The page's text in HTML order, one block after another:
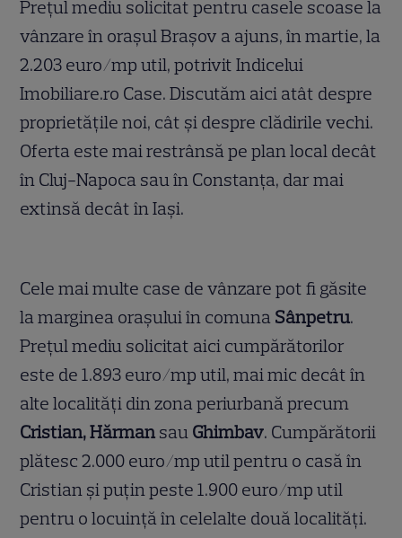
Prețul mediu solicitat pentru casele scoase la
vânzare în orașul Brașov a ajuns, în martie, la
2.203 euro/mp util, potrivit Indicelui
Imobiliare.ro Case. Discutăm aici atât despre
proprietățile noi, cât și despre clădirile vechi.
Oferta este mai restrânsă pe plan local decât
în Cluj-Napoca sau în Constanța, dar mai
extinsă decât în Iași.
Cele mai multe case de vânzare pot fi găsite
la marginea orașului în comuna Sânpetru.
Prețul mediu solicitat aici cumpărătorilor
este de 1.893 euro/mp util, mai mic decât în
alte localități din zona periurbană precum
Cristian, Hărman sau Ghimbav. Cumpărătorii
plătesc 2.000 euro/mp util pentru o casă în
Cristian și puțin peste 1.900 euro/mp util
pentru o locuință în celelalte două localități.